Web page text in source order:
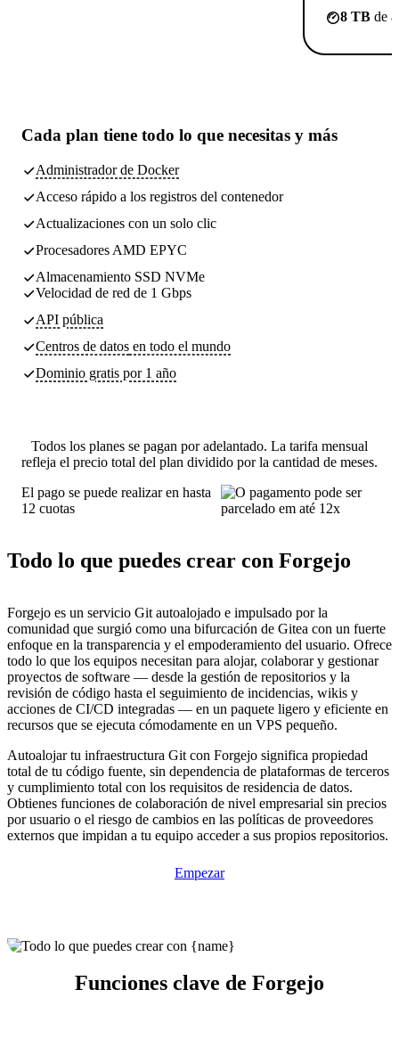
8 TB de
Cada plan tiene todo lo que necesitas y más
Administrador de Docker
Acceso rápido a los registros del contenedor
Actualizaciones con un solo clic
Procesadores AMD EPYC
Almacenamiento SSD NVMe
Velocidad de red de 1 Gbps
API pública
Centros de datos en todo el mundo
Dominio gratis por 1 año
Todos los planes se pagan por adelantado. La tarifa mensual
refleja el precio total del plan dividido por la cantidad de meses.
El pago se puede realizar en hasta
12 cuotas
Todo lo que puedes crear con Forgejo
Forgejo es un servicio Git autoalojado e impulsado por la
comunidad que surgió como una bifurcación de Gitea con un fuerte
enfoque en la transparencia y el empoderamiento del usuario. Ofrece
todo lo que los equipos necesitan para alojar, colaborar y gestionar
proyectos de software — desde la gestión de repositorios y la
revisión de código hasta el seguimiento de incidencias, wikis y
acciones de CI/CD integradas — en un paquete ligero y eficiente en
recursos que se ejecuta cómodamente en un VPS pequeño.
Autoalojar tu infraestructura Git con Forgejo significa propiedad
total de tu código fuente, sin dependencia de plataformas de terceros
y cumplimiento total con los requisitos de residencia de datos.
Obtienes funciones de colaboración de nivel empresarial sin precios
por usuario o el riesgo de cambios en las políticas de proveedores
externos que impidan a tu equipo acceder a sus propios repositorios.
Empezar
Funciones clave de Forgejo